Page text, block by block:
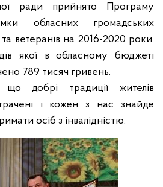
ради прийнято Програму
обласних громадських
та ветеранів на 2016-2020 роки.
якої в обласному бюджеті
789 тисяч гривень.
що добрі традиції жителів
і кожен з нас знайде
осіб з інвалідністю.